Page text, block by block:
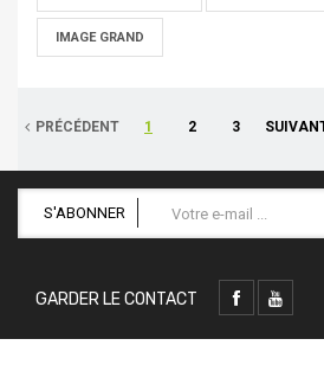
IMAGE GRAND
PRÉCÉDENT 1 2 3
S'ABONNER
GARDER LE CONTACT